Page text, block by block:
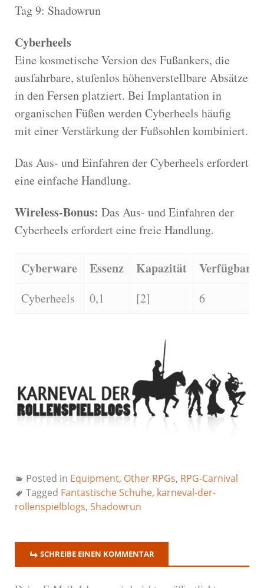
Tag 9: Shadowrun
Cyberheels
Eine kosmetische Version des Fußankers, die
ausfahrbare, stufenlos höhenverstellbare Absätze
in den Fersen platziert. Bei Implantation in
organischen Füßen werden Cyberheels häufig
mit einer Verstärkung der Fußsohlen kombiniert.
Das Aus- und Einfahren der Cyberheels erfordert
eine einfache Handlung.
Wireless-Bonus: Das Aus- und Einfahren der
Cyberheels erfordert eine freie Handlung.
Cyberware Essenz Kapazität
Cyberheels 0,1 [2] 6
Posted in Equipment, Other RPGs, RPG-Carnival
Tagged Fantastische Schuhe, karneval-der-
rollenspielblogs, Shadowrun
SCHREIBE EINEN KOMMENTAR